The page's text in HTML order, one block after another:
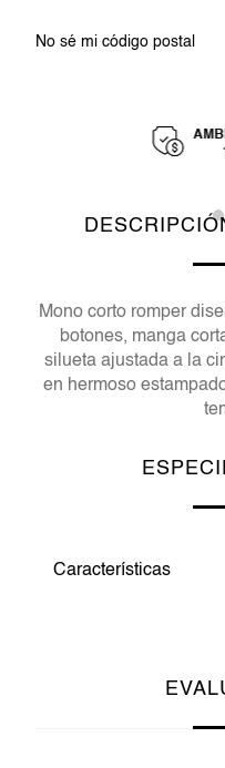
No sé mi código postal
Mono corto romper
botones, manga
silueta ajustada a la
en hermoso
Características